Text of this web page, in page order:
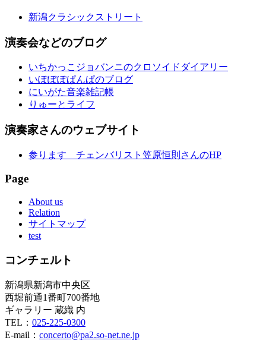
新潟クラシックストリート
演奏会などのブログ
いちかっこジョバンニのクロソイドダイアリー
いぽぽぽぱんぱのブログ
にいがた音楽雑記帳
りゅーとライフ
演奏家さんのウェブサイト
参ります チェンバリスト笠原恒則さんのHP
Page
About us
Relation
サイトマップ
test
コンチェルト
新潟県新潟市中央区
西堀前通1番町700番地
ギャラリー 蔵織 内
TEL： 025-225-0300
E-mail： concerto@pa2.so-net.ne.jp